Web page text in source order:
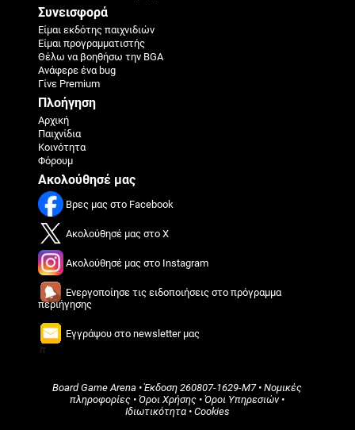
Συνεισφορά
Είμαι εκδότης παιχνιδιών
Είμαι προγραμματιστής
Θέλω να βοηθήσω την BGA
Ανάφερε ένα bug
Γίνε Premium
Πλοήγηση
Αρχική
Παιχνίδια
Κοινότητα
Φόρουμ
Ακολούθησέ μας
Βρες μας στο Facebook
Ακολούθησέ μας στο X
Ακολούθησέ μας στο Instagram
Ενεργοποίησε τις ειδοποιήσεις στο πρόγραμμα
περιήγησης
Εγγράψου στο newsletter μας
Board Game Arena • Έκδοση260807-1629-M7•Νομικές
πληροφορίες •Όροι Χρήσης •Όροι Υπηρεσιών•
Ιδιωτικότητα• Cookies
π